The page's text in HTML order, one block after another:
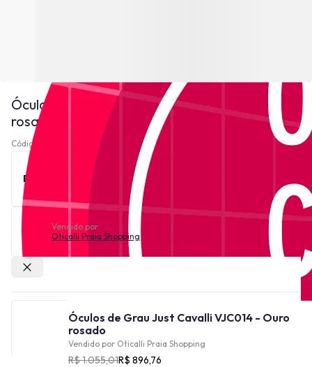
Óculos de Grau Just Cavalli VJC014 - Ouro
rosado
Código 220623- Ver descrição
Este produto está indisponível no momento.
Vendido por
Oticalli Praia Shopping
Óculos de Grau Just Cavalli VJC014 - Ouro
rosado
Vendido por Oticalli Praia Shopping
R$ 1.055,01R$ 896,76